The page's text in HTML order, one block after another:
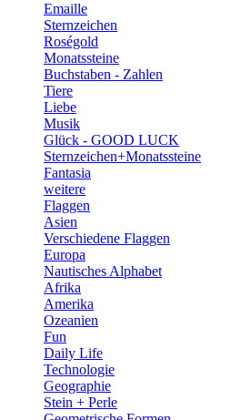
Emaille
Sternzeichen
Roségold
Monatssteine
Buchstaben - Zahlen
Tiere
Liebe
Musik
Glück - GOOD LUCK
Sternzeichen+Monatssteine
Fantasia
weitere
Flaggen
Asien
Verschiedene Flaggen
Europa
Nautisches Alphabet
Afrika
Amerika
Ozeanien
Fun
Daily Life
Technologie
Geographie
Stein + Perle